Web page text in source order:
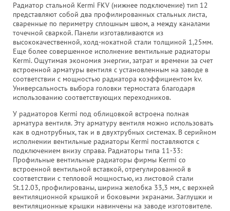
Радиатор стальной Kermi FKV (нижнее подключение) тип 12
представляют собой два профилированных стальных листа,
сваренные по периметру сплошным швом, а между каналами
точечной сваркой. Панели изготавливаются из
высококачественной, холд-нокатной стали толщиной 1,25мм.
Еще более совершенное исполнение вентильные радиаторы
Kermi. Ощутимая экономия энергии, затрат и времени за счет
встроенной арматуры вентиля с установленным на заводе в
соответствии с мощностью радиатора коэффициентом kv.
Универсальность выбора головки термостата благодаря
использованию соответствующих переходников.
У радиаторов Kermi под облицовкой встроена полная
арматура вентиля. Эту арматуру вентиля можно использовать
как в однотрубных, так и в двухтрубных системах. В серийном
исполнении вентильные радиаторы Kermi поставляются с
подключением внизу справа. Радиаторы типа 11-33:
Профильные вентильные радиаторы фирмы Kermi со
встроенной вентильной вставкой, отрегулированной в
соответствии с тепловой мощностью, из листовой стали
St.12.03, профилированы, ширина желобка 33,3 мм, с верхней
вентиляционной крышкой и боковыми экранами. Заглушки и
вентиляционные крышки навинчены на заводе изготовителе.